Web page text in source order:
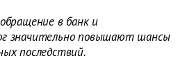
в банк и
значительно повышают шансы
последствий.